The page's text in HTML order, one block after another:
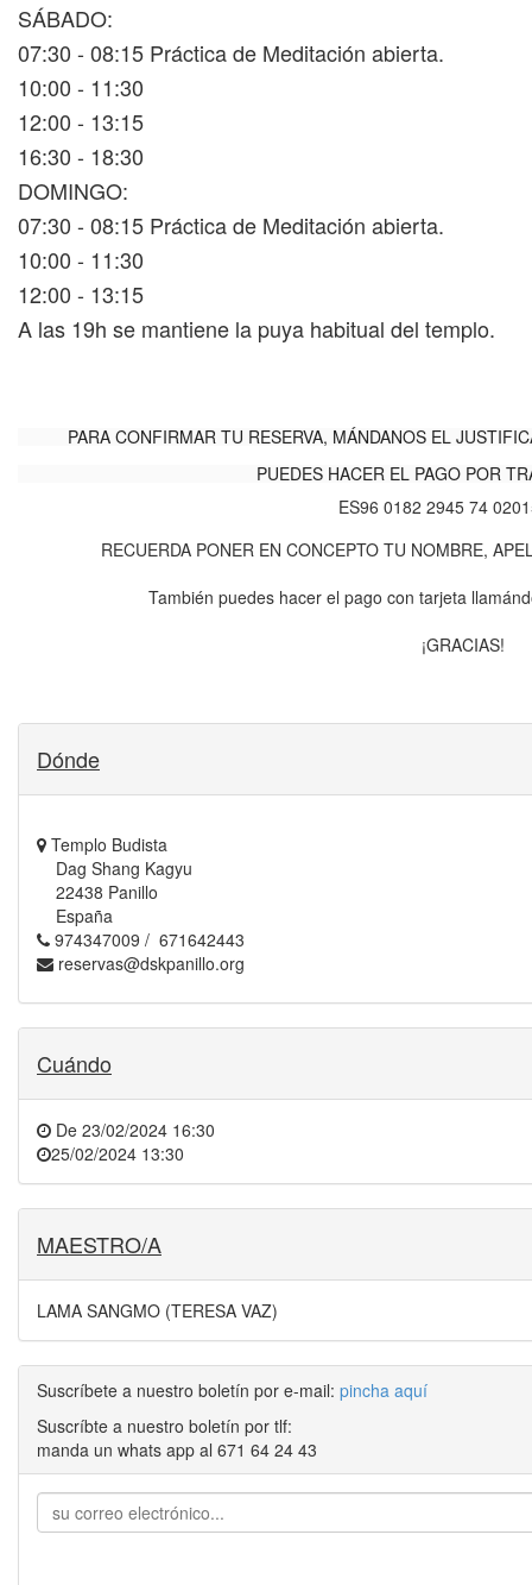
SÁBADO:
07:30 - 08:15 Práctica de Meditación abierta.
10:00 - 11:30
12:00 - 13:15
16:30 - 18:30
DOMINGO:
07:30 - 08:15 Práctica de Meditación abierta.
10:00 - 11:30
12:00 - 13:15
A las 19h se mantiene la puya habitual del templo.
PARA CONFIRMAR TU RESERVA, MÁNDANOS EL
PUEDES HACER EL PAGO POR
ES96 0182 2945 74
RECUERDA PONER EN CONCEPTO TU NOMBRE,
También puedes hacer el pago con tarjeta
¡GRACIAS!
Dónde
Templo Budista
Dag Shang Kagyu
22438 Panillo
España
974347009 / 671642443
reservas@dskpanillo.org
Cuándo
De 23/02/2024 16:30
25/02/2024 13:30
MAESTRO/A
LAMA SANGMO (TERESA VAZ)
Suscríbete a nuestro boletín por e-mail: pincha aquí
Suscríbte a nuestro boletín por tlf:
manda un whats app al 671 64 24 43